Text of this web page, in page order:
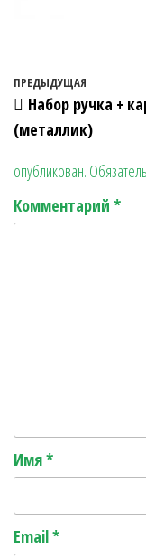
Навигация
Предыдущая запись
ПРЕДЫДУЩАЯ
Набор ручка +
(металлик)
опубликован.
Комментарий *
Имя*
Email*